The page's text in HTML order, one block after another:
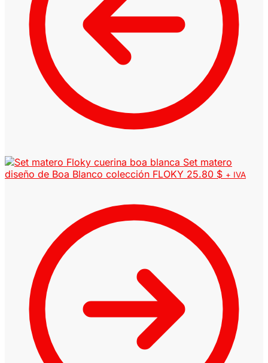
Set matero
diseño de Boa Blanco colección FLOKY 25.80 $ + IVA